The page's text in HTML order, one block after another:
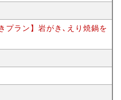
プラン】岩がき､えり焼鍋を